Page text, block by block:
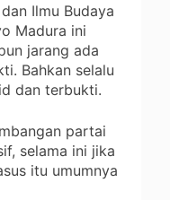
Ilmu Budaya
Madura ini
jarang ada
Bahkan selalu
dan terbukti.
partai
selama ini jika
itu umumnya